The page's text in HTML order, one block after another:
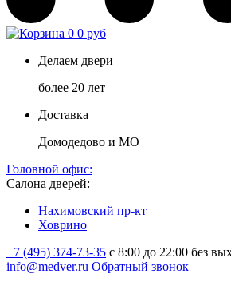
0 0 руб
Делаем двери
более 20 лет
Доставка
Домодедово и МО
Головной офис:
Салона дверей:
Нахимовский пр-кт
Ховрино
+7 (495) 374-73-35 с 8:00 до 22:00 без
info@medver.ru Обратный звонок